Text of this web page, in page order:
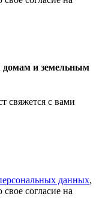
домам и земельным
свяжется с вами
данных,
согласие на